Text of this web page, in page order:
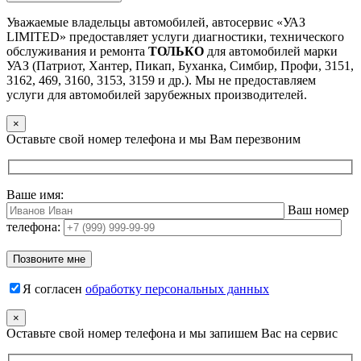
Уважаемые владельцы автомобилей, автосервис «УАЗ
LIMITED» предоставляет услуги диагностики, технического
обслуживания и ремонта ТОЛЬКО для автомобилей марки
УАЗ (Патриот, Хантер, Пикап, Буханка, Симбир, Профи, 3151,
3162, 469, 3160, 3153, 3159 и др.). Мы не предоставляем
услуги для автомобилей зарубежных производителей.
×
Оставьте свой номер телефона и мы Вам перезвоним
Ваше имя:
Ваш номер
телефона:
Я согласен обработку персональных данных
×
Оставьте свой номер телефона и мы запишем Вас на сервис